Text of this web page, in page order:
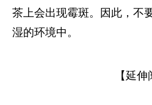
茶上会出现霉斑。因此，不
湿的环境中。
【延伸